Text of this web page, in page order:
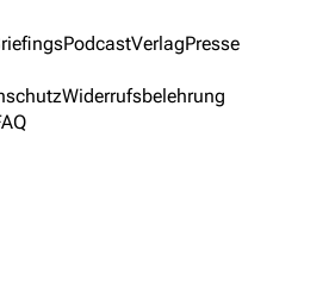
PodcastVerlagPresse
Widerrufsbelehrung